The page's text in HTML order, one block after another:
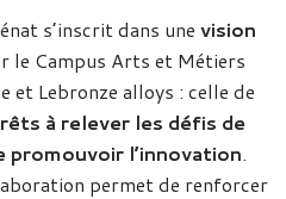
s’inscrit dans une vision
le Campus Arts et Métiers
et Lebronze alloys : celle de
à relever les défis de
promouvoir l’innovation.
permet de renforcer